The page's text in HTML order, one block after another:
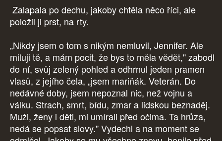
Zalapala po dechu, jakoby chtěla něco říci, ale
položil ji prst, na rty.
„Nikdy jsem o tom s nikým nemluvil, Jennifer. Ale
miluji tě, a mám pocit, že bys to měla vědět," zabodl
do ní, svůj zelený pohled a odhrnul jeden pramen
vlasů, z jejího čela, „jsem mariňák. Veterán. Do
nedávné doby, jsem nepoznal nic, než vojnu a
válku. Strach, smrt, bídu, zmar a lidskou beznaděj.
Muži, ženy i děti, mi umírali před očima. Ta hrůza,
nedá se popsat slovy." Vydechl a na moment se